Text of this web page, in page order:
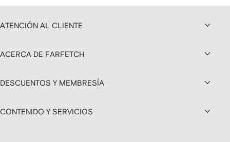
ATENCIÓN AL CLIENTE
ACERCA DE FARFETCH
DESCUENTOS Y MEMBRESÍA
CONTENIDO Y SERVICIOS